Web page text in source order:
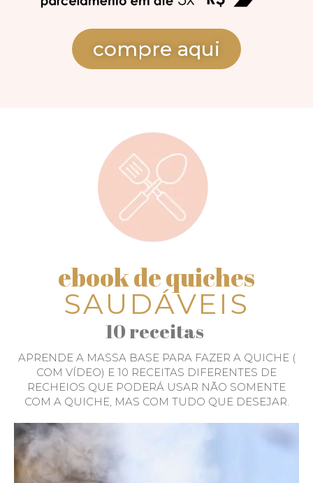
compre aqui
ebook de quiches
SAUDÁVEIS
10 receitas
APRENDE A MASSA BASE PARA FAZER A QUICHE (
COM VÍDEO) E 10 RECEITAS DIFERENTES DE
RECHEIOS QUE PODERÁ USAR NÃO SOMENTE
COM A QUICHE, MAS COM TUDO QUE DESEJAR.